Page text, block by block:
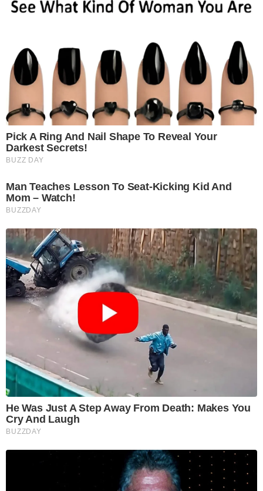
Pick A Ring And Nail Shape To Reveal Your
Darkest Secrets!
BUZZ DAY
Man Teaches Lesson To Seat-Kicking Kid And
Mom – Watch!
BUZZDAY
He Was Just A Step Away From Death: Makes You
Cry And Laugh
BUZZDAY